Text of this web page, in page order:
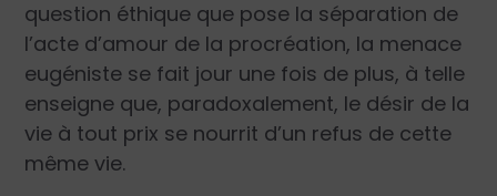
question éthique que pose la séparation de
l’acte d’amour de la procréation, la menace
eugéniste se fait jour une fois de plus, à telle
enseigne que, paradoxalement, le désir de la
vie à tout prix se nourrit d’un refus de cette
même vie.